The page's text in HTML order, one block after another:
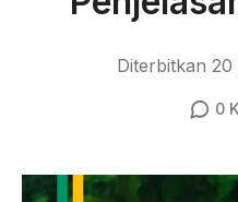
Diterbitkan 20
0